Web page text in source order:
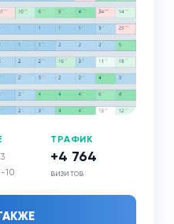
10
ТРАФИК
+4 764
визитов